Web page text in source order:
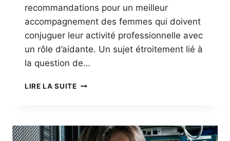
recommandations pour un meilleur
accompagnement des femmes qui doivent
conjuguer leur activité professionnelle avec
un rôle d’aidante. Un sujet étroitement lié à
la question de…
LIRE LA SUITEAIDANTE
CRÉER
UNE